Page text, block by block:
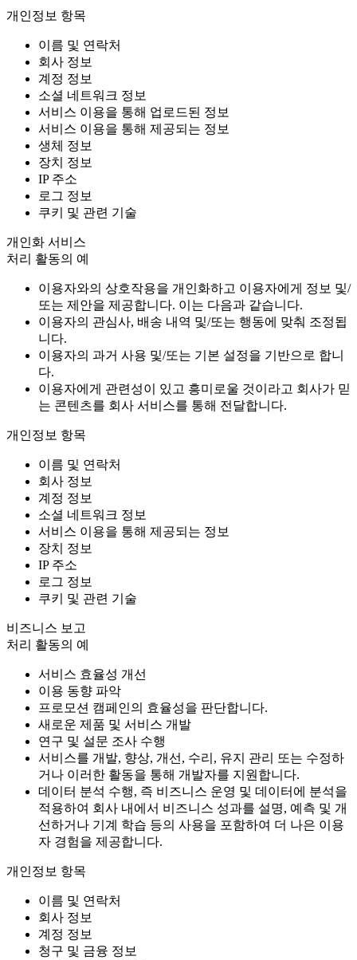
개인정보 항목
이름 및 연락처
회사 정보
계정 정보
소셜 네트워크 정보
서비스 이용을 통해 업로드된 정보
서비스 이용을 통해 제공되는 정보
생체 정보
장치 정보
IP 주소
로그 정보
쿠키 및 관련 기술
개인화 서비스
처리 활동의 예
이용자와의 상호작용을 개인화하고 이용자에게 정보 및/
또는 제안을 제공합니다. 이는 다음과 같습니다.
이용자의 관심사, 배송 내역 및/또는 행동에 맞춰 조정됩
니다.
이용자의 과거 사용 및/또는 기본 설정을 기반으로 합니
다.
이용자에게 관련성이 있고 흥미로울 것이라고 회사가 믿
는 콘텐츠를 회사 서비스를 통해 전달합니다.
개인정보 항목
이름 및 연락처
회사 정보
계정 정보
소셜 네트워크 정보
서비스 이용을 통해 제공되는 정보
장치 정보
IP 주소
로그 정보
쿠키 및 관련 기술
비즈니스 보고
처리 활동의 예
서비스 효율성 개선
이용 동향 파악
프로모션 캠페인의 효율성을 판단합니다.
새로운 제품 및 서비스 개발
연구 및 설문 조사 수행
서비스를 개발, 향상, 개선, 수리, 유지 관리 또는 수정하
거나 이러한 활동을 통해 개발자를 지원합니다.
데이터 분석 수행, 즉 비즈니스 운영 및 데이터에 분석을
적용하여 회사 내에서 비즈니스 성과를 설명, 예측 및 개
선하거나 기계 학습 등의 사용을 포함하여 더 나은 이용
자 경험을 제공합니다.
개인정보 항목
이름 및 연락처
회사 정보
계정 정보
청구 및 금융 정보